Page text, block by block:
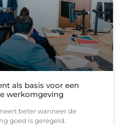
als basis voor een
werkomgeving
beter wanneer de
goed is geregeld.